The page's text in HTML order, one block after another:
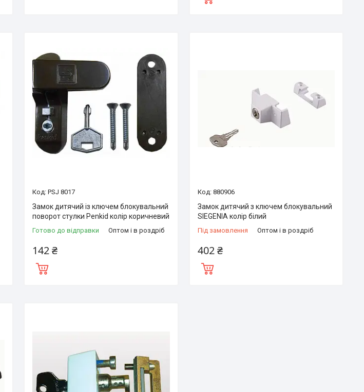
PSJ 8017
Замок дитячий із ключем блокувальний
поворот стулки Penkid колір коричневий
Готово до відправки Оптом і в роздріб
142 ₴
880906
Замок дитячий з ключем блокувальний
SIEGENIA колір білий
Під замовлення Оптом і в роздріб
402 ₴